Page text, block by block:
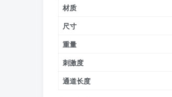
材质
尺寸
重量
刺激度
通道长度